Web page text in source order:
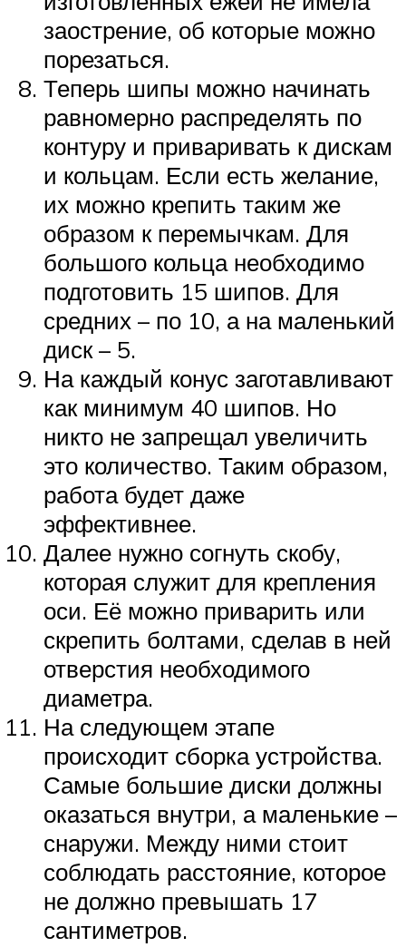
заострение, об которые можно
порезаться.
Теперь шипы можно начинать
равномерно распределять по
контуру и приваривать к дискам
и кольцам. Если есть желание,
их можно крепить таким же
образом к перемычкам. Для
большого кольца необходимо
подготовить 15 шипов. Для
средних – по 10, а на маленький
диск – 5.
На каждый конус заготавливают
как минимум 40 шипов. Но
никто не запрещал увеличить
это количество. Таким образом,
работа будет даже
эффективнее.
Далее нужно согнуть скобу,
которая служит для крепления
оси. Её можно приварить или
скрепить болтами, сделав в ней
отверстия необходимого
диаметра.
На следующем этапе
происходит сборка устройства.
Самые большие диски должны
оказаться внутри, а маленькие –
снаружи. Между ними стоит
соблюдать расстояние, которое
не должно превышать 17
сантиметров.